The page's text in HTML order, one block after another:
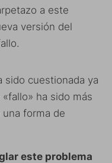
a este
versión del
sido cuestionada ya
ha sido más
forma de
este problema